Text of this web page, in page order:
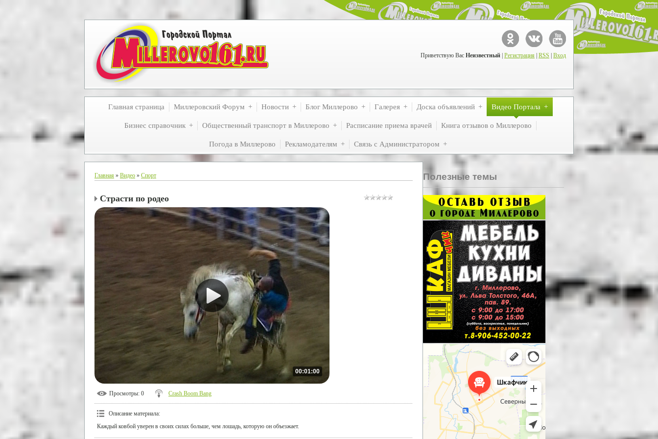
Приветствую Вас Неизвестный Регистрация RSS Вход
Главная страница Миллеровский Форум Новости Блог Миллерово Галерея Доска объявлений Видео Портала
Бизнес справочник Общественный транспорт в Миллерово Расписание приема врачей Книга отзывов о Миллерово
Погода в Миллерово Рекламодателям Связь с Администратором
Главная » Видео » Спорт
Страсти по родео
00:01:00
Просмотры: 0 Crash Boom Bang
Описание материала:
Каждый ковбой уверен в своих силах больше, чем лошадь, которую он объезжает.
Полезные темы